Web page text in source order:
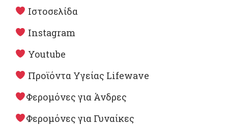
Ιστοσελίδα
Instagram
Youtube
Προϊόντα Υγείας Lifewave
Φερομόνες για Άνδρες
Φερομόνες για Γυναίκες